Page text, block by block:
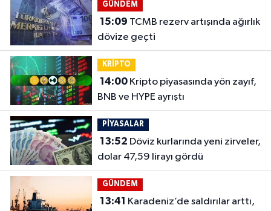
GÜNDEM
15:09
dövize geçti
KRİPTO
14:00Kripto piyasasında yön zayıf,
BNB ve HYPE ayrıştı
PİYASALAR
13:52
dolar 47,59 lirayı gördü
GÜNDEM
13:41